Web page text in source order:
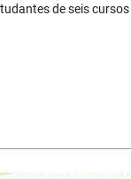
de seis